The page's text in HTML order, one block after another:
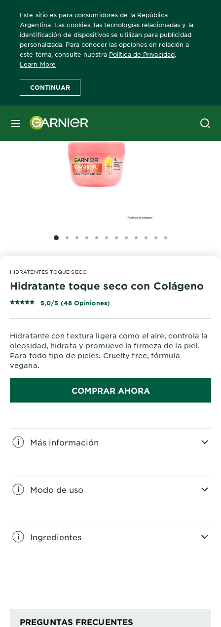
Este sitio es para consumidores de la República
Argentina. Las cookies, las tecnologías relacionadas y la
identificación de dispositivos se utilizan para publicidad
personalizada. Para conocer las opciones en relación a
este tema, consulte nuestra Política de Privacidad
Learn More
CONTINUAR
MENÚ
Home Skin Active Hidratante Toque Seco Colágeno
SLIDE 1
SLIDE 2
SLIDE 3
SLIDE 4
SLIDE 5
SLIDE 6
SLIDE 7
SLIDE 8
SLIDE 9
SLIDE 10
SLIDE 11
SLIDE 12
HIDRATENTES TOQUE SECO
Hidratante toque seco con Colágeno
5,0/5 (48 Opiniones)
Hidratante con textura ligera como el aire, controla la
oleosidad, hidrata y promueve la firmeza de la piel.
Para todo tipo de pieles. Cruelty free, fórmula
vegana.
COMPRAR AHORA
Más información
Modo de uso
Ingredientes
PREGUNTAS FRECUENTES